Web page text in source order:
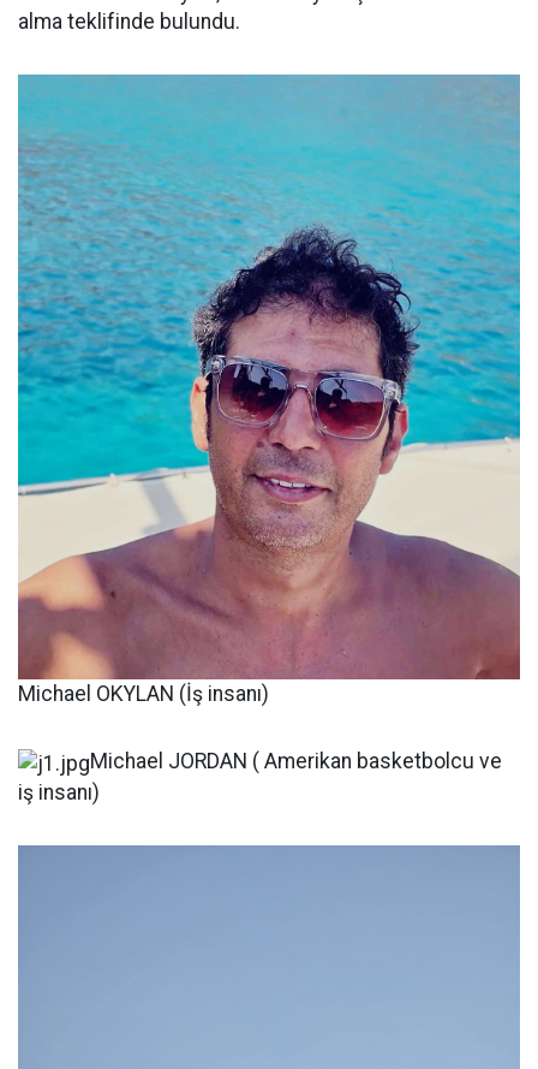
alma teklifinde bulundu.
Michael OKYLAN (İş insanı)
Michael JORDAN ( Amerikan basketbolcu ve
iş insanı)